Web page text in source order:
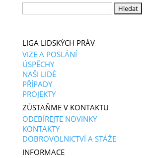
Vyhledávání
LIGA LIDSKÝCH PRÁV
VIZE A POSLÁNÍ
ÚSPĚCHY
NAŠI LIDÉ
PŘÍPADY
PROJEKTY
ZŮSTAŇME V KONTAKTU
ODEBÍREJTE NOVINKY
KONTAKTY
DOBROVOLNICTVÍ A STÁŽE
INFORMACE